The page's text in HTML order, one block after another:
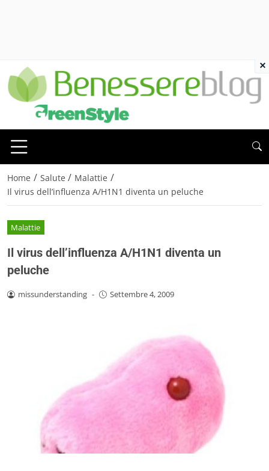
Home / Salute / Malattie /
Il virus dell’influenza A/H1N1 diventa un peluche
Malattie
Il virus dell’influenza A/H1N1 diventa un
peluche
missunderstanding - Settembre 4, 2009
×